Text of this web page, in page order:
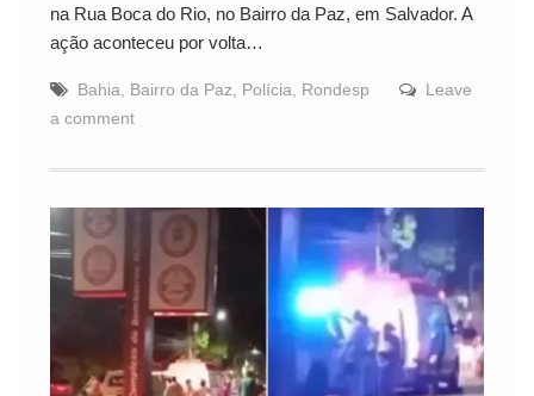
na Rua Boca do Rio, no Bairro da Paz, em Salvador. A
ação aconteceu por volta…
Bahia, Bairro da Paz, Polícia, Rondesp
Leave
a comment